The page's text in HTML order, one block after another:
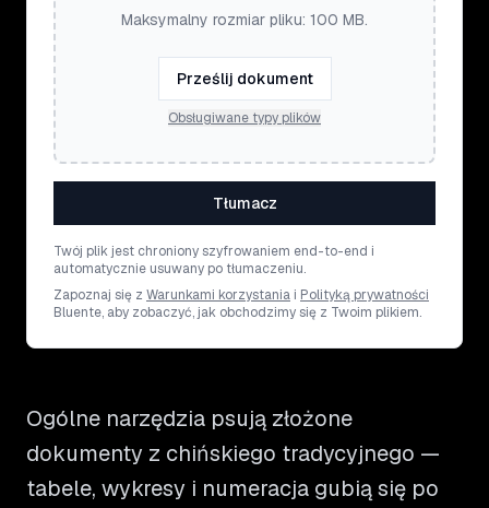
Maksymalny rozmiar pliku: 100 MB.
Prześlij dokument
Obsługiwane typy plików
Tłumacz
Twój plik jest chroniony szyfrowaniem end-to-end i
automatycznie usuwany po tłumaczeniu.
Zapoznaj się z Warunkami korzystania i Polityką prywatności
Bluente, aby zobaczyć, jak obchodzimy się z Twoim plikiem.
Ogólne narzędzia psują złożone
dokumenty z chińskiego tradycyjnego —
tabele, wykresy i numeracja gubią się po